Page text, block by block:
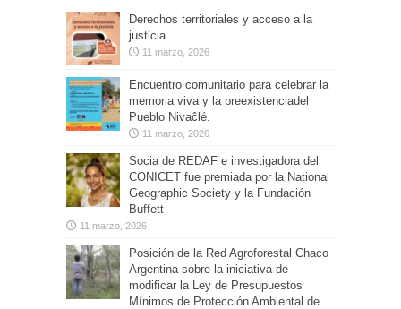
Derechos territoriales y acceso a la
justicia
11 marzo, 2026
Encuentro comunitario para celebrar la
memoria viva y la preexistenciadel
Pueblo Nivaĉlé.
11 marzo, 2026
Socia de REDAF e investigadora del
CONICET fue premiada por la National
Geographic Society y la Fundación
Buffett
11 marzo, 2026
Posición de la Red Agroforestal Chaco
Argentina sobre la iniciativa de
modificar la Ley de Presupuestos
Mínimos de Protección Ambiental de